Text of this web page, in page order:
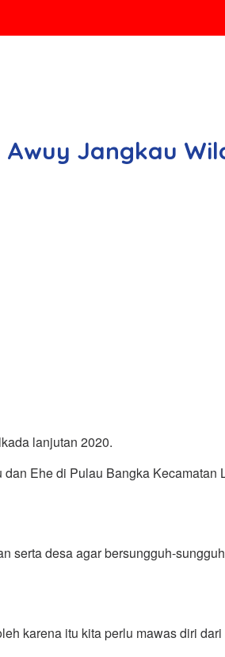
Awuy Jangkau
lanjutan 2020.
Ehe di Pulau Bangka Kecamatan
serta desa agar bersungguh-
karena itu kita perlu mawas diri